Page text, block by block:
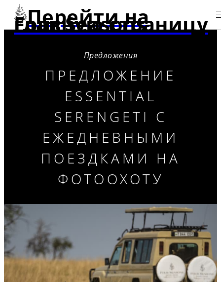
Перейти на
главную страницу Four Seasons
Предложения
ПРЕДЛОЖЕНИЕ
ESSENTIAL
SERENGETI С
ЕЖЕДНЕВНЫМИ
ПОЕЗДКАМИ НА
ФОТООХОТУ